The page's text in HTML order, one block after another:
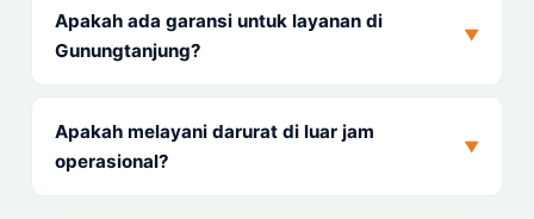
Apakah ada garansi untuk layanan di
Gunungtanjung?
▼
Apakah melayani darurat di luar jam
operasional?
▼